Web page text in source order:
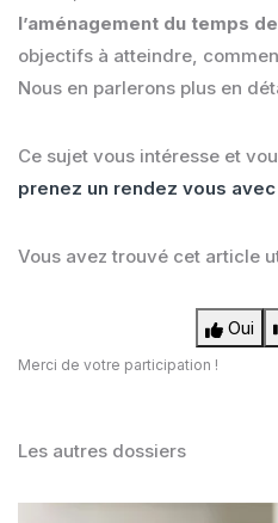
l’aménagement du temps
objectifs à atteindre,
Nous en parlerons plus en
Ce sujet vous intéresse et
prenez un rendez vous
Vous avez trouvé cet article
Oui
Merci de votre participation !
Les autres dossiers